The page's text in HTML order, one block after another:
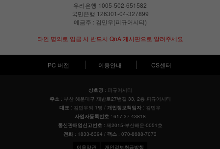
우리은행 1005-502-651582
국민은행 126301-04-327899
예금주 : 김민우(피규어시티)
타인 명의로 입금 시 반드시 QnA 게시판으로 알려주세요
PC 버전 이용안내 CS센터
상호명 : 피규어시티
주소: 부산 해운대구 재반로27번길 33, 2층 피규어시티
대표 : 김민우외 1명 / 개인정보책임자 : 김민우
사업자등록번호: 617-37-43818
통신판매업신고번호: 제2015-부산해운-0051호
전화 : 1833-6394 / 팩스 : 070-8688-7073
이용약관 개인정보취급방침